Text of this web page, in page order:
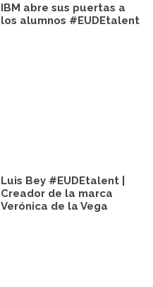
IBM abre sus puertas a
los alumnos #EUDEtalent
Luis Bey #EUDEtalent |
Creador de la marca
Verónica de la Vega